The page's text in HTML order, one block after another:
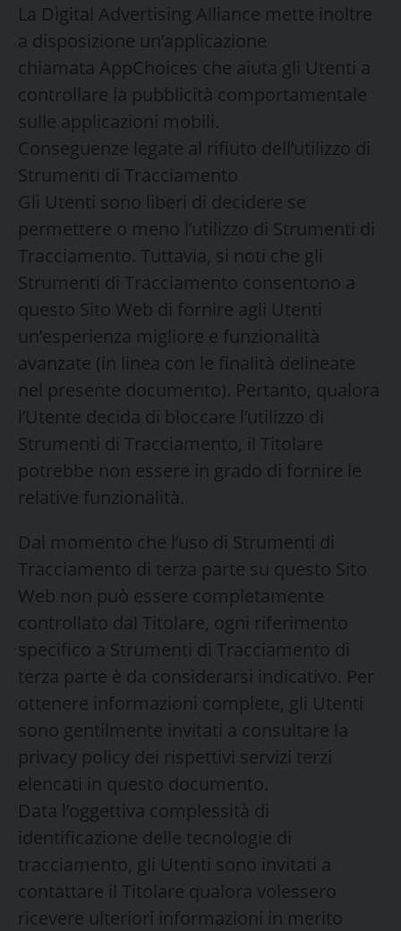
La Digital Advertising Alliance mette inoltre
a disposizione un’applicazione
chiamata AppChoices che aiuta gli Utenti a
controllare la pubblicità comportamentale
sulle applicazioni mobili.
Conseguenze legate al rifiuto dell’utilizzo di
Strumenti di Tracciamento
Gli Utenti sono liberi di decidere se
permettere o meno l’utilizzo di Strumenti di
Tracciamento. Tuttavia, si noti che gli
Strumenti di Tracciamento consentono a
questo Sito Web di fornire agli Utenti
un’esperienza migliore e funzionalità
avanzate (in linea con le finalità delineate
nel presente documento). Pertanto, qualora
l’Utente decida di bloccare l’utilizzo di
Strumenti di Tracciamento, il Titolare
potrebbe non essere in grado di fornire le
relative funzionalità.
Dal momento che l’uso di Strumenti di
Tracciamento di terza parte su questo Sito
Web non può essere completamente
controllato dal Titolare, ogni riferimento
specifico a Strumenti di Tracciamento di
terza parte è da considerarsi indicativo. Per
ottenere informazioni complete, gli Utenti
sono gentilmente invitati a consultare la
privacy policy dei rispettivi servizi terzi
elencati in questo documento.
Data l’oggettiva complessità di
identificazione delle tecnologie di
tracciamento, gli Utenti sono invitati a
contattare il Titolare qualora volessero
ricevere ulteriori informazioni in merito